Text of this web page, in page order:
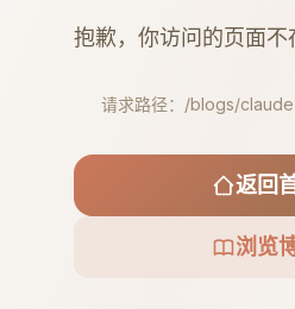
抱歉，你访问的页面不
请求路径： /blogs/
返回
浏览